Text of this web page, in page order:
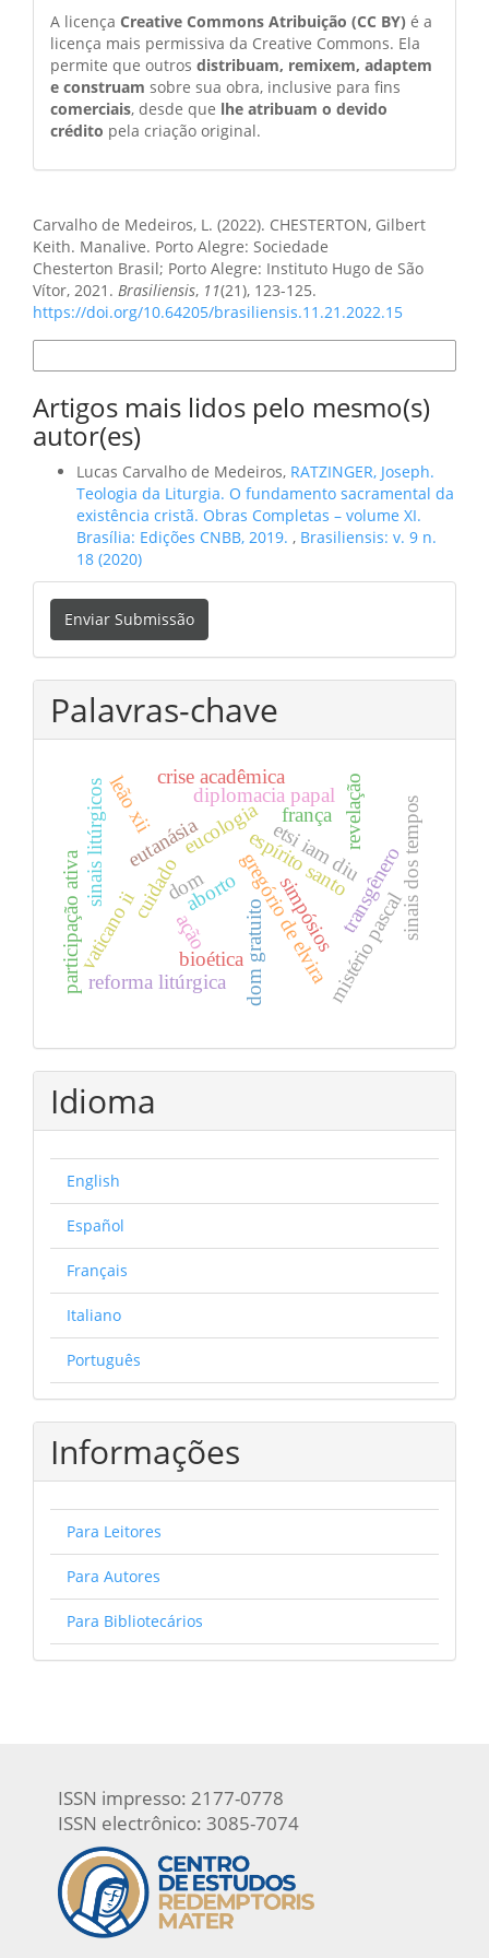
A licença Creative Commons Atribuição (CC BY) é a
licença mais permissiva da Creative Commons. Ela
permite que outros distribuam, remixem, adaptem
e construam sobre sua obra, inclusive para fins
comerciais, desde que lhe atribuam o devido
crédito pela criação original.
Carvalho de Medeiros, L. (2022). CHESTERTON, Gilbert
Keith. Manalive. Porto Alegre: Sociedade
Chesterton Brasil; Porto Alegre: Instituto Hugo de São
Vítor, 2021. Brasiliensis, 11(21), 123-125.
https://doi.org/10.64205/brasiliensis.11.21.2022.15
Artigos mais lidos pelo mesmo(s)
autor(es)
Lucas Carvalho de Medeiros, RATZINGER, Joseph.
Teologia da Liturgia. O fundamento sacramental da
existência cristã. Obras Completas – volume XI.
Brasília: Edições CNBB, 2019. , Brasiliensis: v. 9 n.
18 (2020)
Enviar
Submissão
Enviar Submissão
Palavras-chave
gregório de elvira
espírito santo
dom
ação
bioética
eutanásia transgênero
aborto
cuidado
reforma litúrgica
vaticano ii
participação ativa
sinais litúrgicos
mistério pascal
eucologia
leão xii diplomacia papal
etsi iam diu
dom gratuito
revelação
simpósios
crise acadêmica
frança
sinais dos tempos
Idioma
English
Español
Français
Italiano
Português
Informações
Para Leitores
Para Autores
Para Bibliotecários
ISSN impresso: 2177-0778
ISSN electrônico: 3085-7074